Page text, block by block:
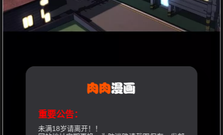
重要公告：
未满18岁请离开！！